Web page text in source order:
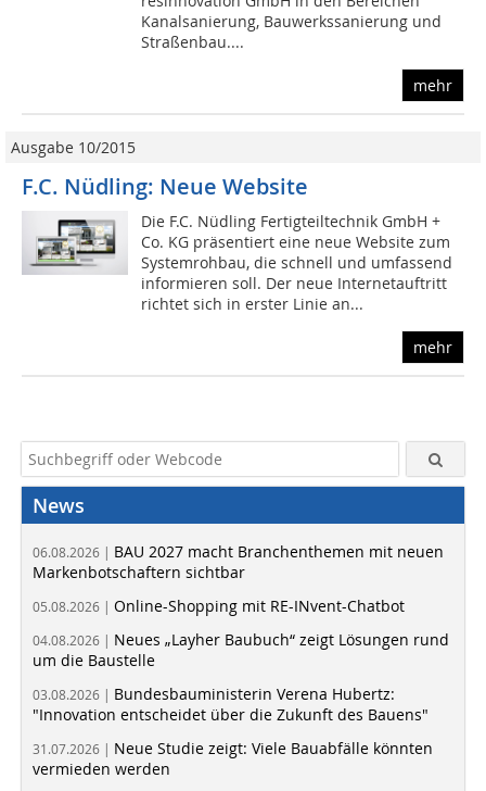
Kanalsanierung, Bauwerkssanierung und
Straßenbau....
mehr
Ausgabe 10/2015
F.C. Nüdling: Neue Website
Die F.C. Nüdling Fertigteiltechnik GmbH +
Co. KG präsentiert eine neue Website zum
Systemrohbau, die schnell und umfassend
informieren soll. Der neue Internetauftritt
richtet sich in erster Linie an...
mehr
News
06.08.2026 | BAU 2027 macht Branchenthemen mit neuen
Markenbotschaftern sichtbar
05.08.2026 | Online-Shopping mit RE-INvent-Chatbot
04.08.2026 | Neues „Layher Baubuch“ zeigt Lösungen rund
um die Baustelle
03.08.2026 | Bundesbauministerin Verena Hubertz:
"Innovation entscheidet über die Zukunft des Bauens"
31.07.2026 | Neue Studie zeigt: Viele Bauabfälle könnten
vermieden werden